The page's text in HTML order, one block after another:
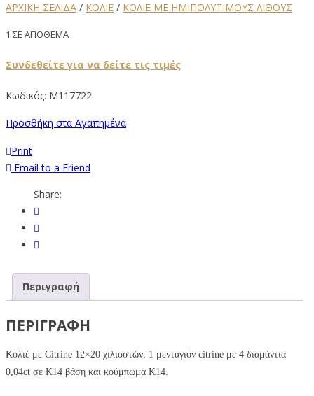
ΑΡΧΙΚΉ ΣΕΛΊΔΑ / ΚΟΛΙΕ / ΚΟΛΙΈ ΜΕ ΗΜΙΠΟΛΎΤΙΜΟΥΣ ΛΊΘΟΥΣ
1 ΣΕ ΑΠΌΘΕΜΑ
Συνδεθείτε για να δείτε τις τιμές
Κωδικός: M117722
Προσθήκη στα Αγαπημένα
Print
Email to a Friend
Share:
Περιγραφή
ΠΕΡΙΓΡΑΦΉ
Κολιέ με Citrine 12×20 χιλιοστών, 1 μενταγιόν citrine με 4 διαμάντια
0,04ct σε Κ14 βάση και κούμπωμα Κ14.